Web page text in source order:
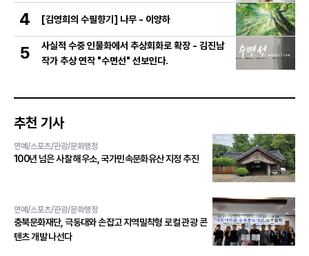
4 [김영희의 수필향기] 나무 - 이양하
5
사실적 수중 인물화에서 추상회화로 확장 - 김진남
작가 추상 연작 "수면선" 선보인다.
추천 기사
연예/스포츠/관광/문화행정
100년 넘은 사찰 해우소, 국가민속문화유산 지정 추진
연예/스포츠/관광/문화행정
충북문화재단, 극동대와 손잡고 지역밀착형 로컬 관광 콘
텐츠 개발 나선다